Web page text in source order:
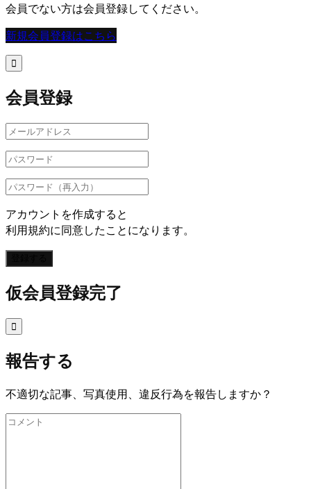
会員でない方は会員登録してください。
新規会員登録はこちら

会員登録
アカウントを作成すると
利用規約に同意したことになります。
仮会員登録完了

報告する
不適切な記事、写真使用、違反行為を報告しますか？